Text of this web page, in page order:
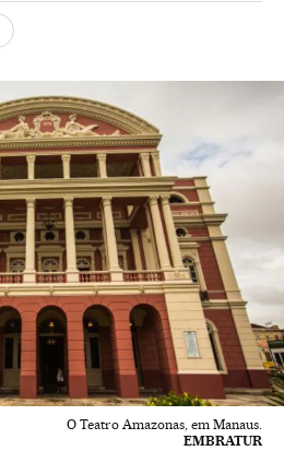
O Teatro Amazonas, em Manaus.
EMBRATUR